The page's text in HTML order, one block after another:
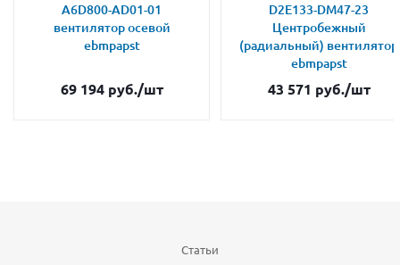
A6D800-AD01-01
вентилятор осевой
ebmpapst
69 194руб./шт
D2E133-DM47-23
Центробежный
(радиальный) вентилятор
ebmpapst
43 571 руб./шт
Статьи